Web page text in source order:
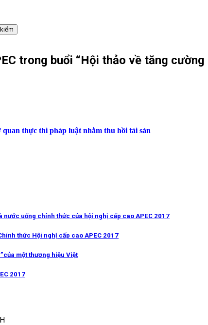
trong buổi “Hội thảo về tăng
thực thi pháp luật nhằm thu hồi tài sản
uống chính thức của hội nghị cấp cao APEC 2017
thức Hội nghị cấp cao APEC 2017
một thương hiệu Việt
2017